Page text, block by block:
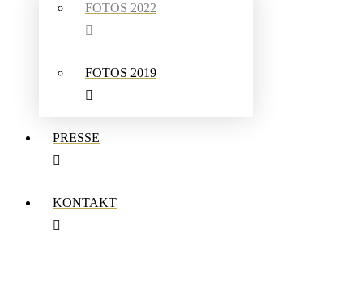
FOTOS 2022
FOTOS 2019
PRESSE
KONTAKT